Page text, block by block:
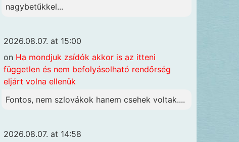
nagybetűkkel...
2026.08.07. at 15:00
on Ha mondjuk zsídók akkor is az itteni
független és nem befolyásolható rendőrség
eljárt volna ellenük
Fontos, nem szlovákok hanem csehek voltak....
2026.08.07. at 14:58